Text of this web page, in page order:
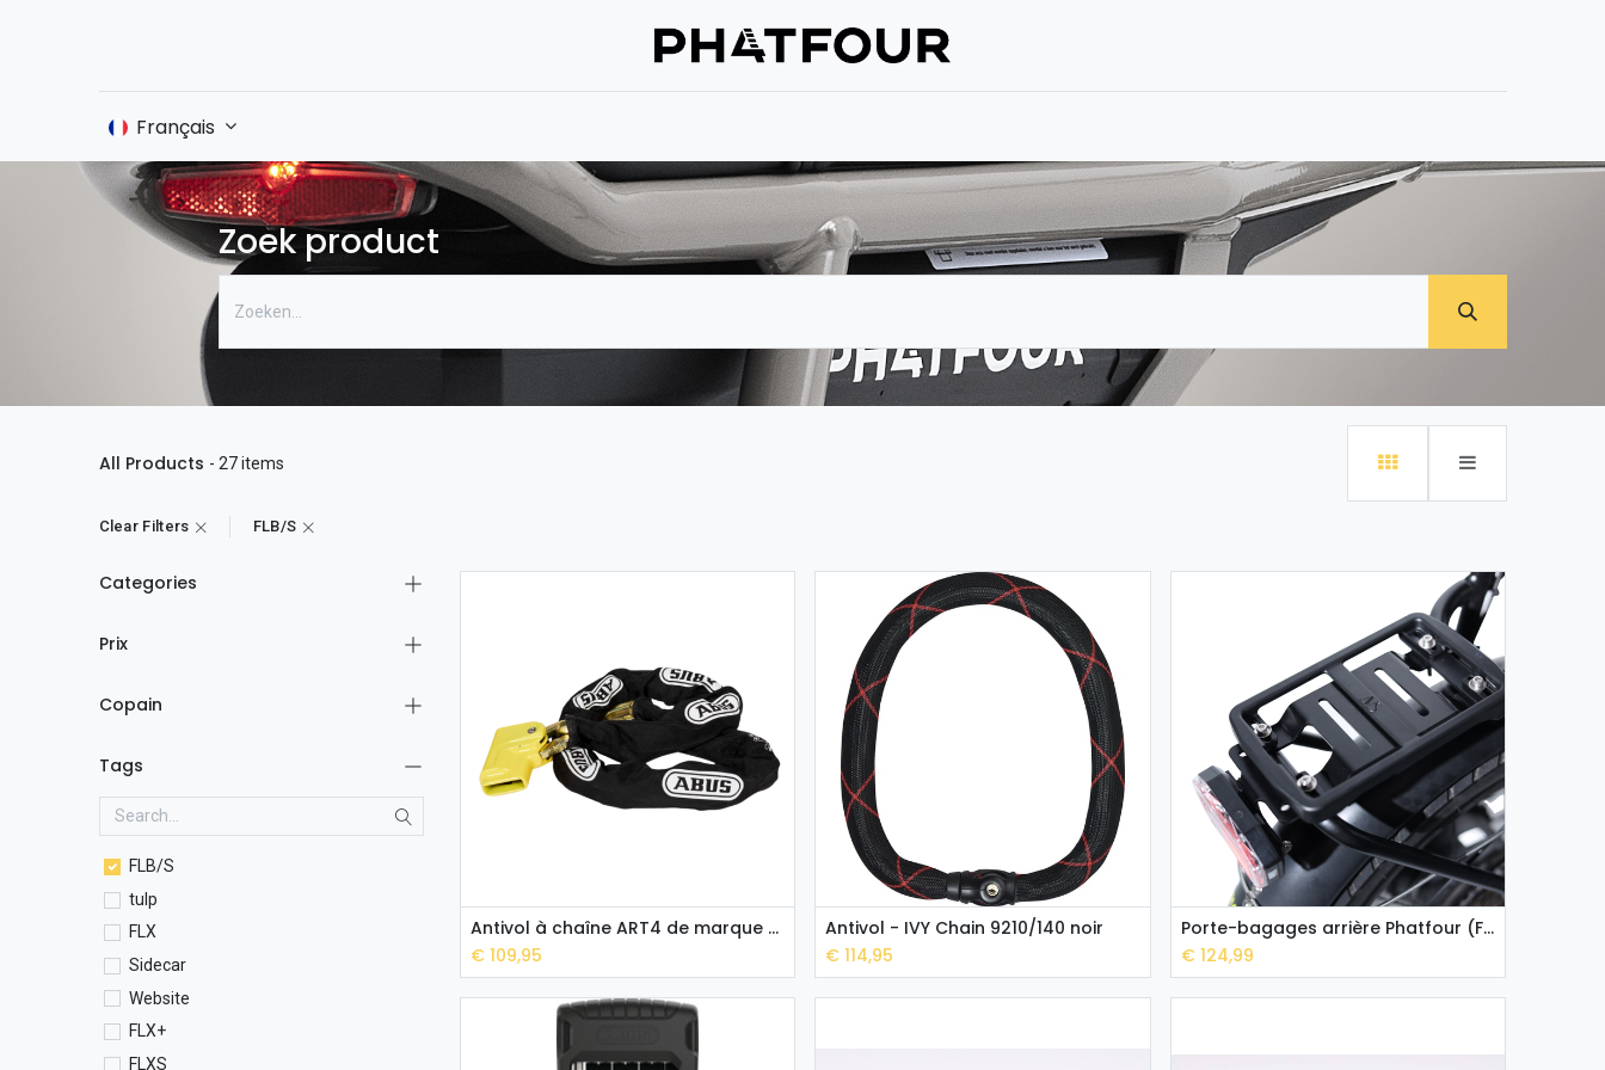
Français
Zoek product
All Products - 27 items
Clear Filters FLB/S
Categories
Prix
Copain
Tags
FLB/S
tulp
FLX
Sidecar
Website
FLX+
FLXS
Antivol à chaîne ART4 de marque ABUS
€ 109,95 Add to Cart
Antivol - IVY Chain 9210/140 noir
€114,95 Add to Cart
Porte-bagages arrière Phatfour (FLS+ et FLB+)
€ 124,99